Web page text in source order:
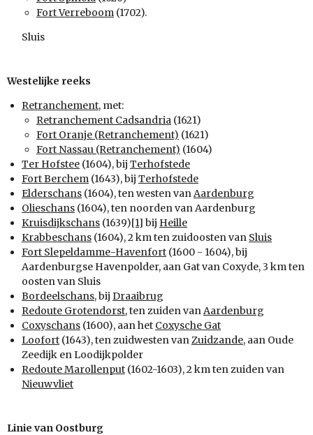
Fort Verreboom (1702).
Sluis
Westelijke reeks
Retranchement, met:
Retranchement Cadsandria (1621)
Fort Oranje (Retranchement) (1621)
Fort Nassau (Retranchement) (1604)
Ter Hofstee (1604), bij Terhofstede
Fort Berchem (1643), bij Terhofstede
Elderschans (1604), ten westen vanAardenburg
Olieschans (1604), ten noorden van Aardenburg
Kruisdijkschans (1639)[1] bij Heille
Krabbeschans (1604), 2 km ten zuidoosten van Sluis
Fort Slepeldamme-Havenfort (1600 - 1604), bij
Aardenburgse Havenpolder, aan Gat van Coxyde, 3 km ten
oosten van Sluis
Bordeelschans, bij Draaibrug
Redoute Grotendorst, ten zuiden vanAardenburg
Coxyschans (1600), aan het Coxysche Gat
Loofort (1643), ten zuidwesten vanZuidzande, aan Oude
Zeedijk en Loodijkpolder
Redoute Marollenput (1602-1603), 2 km ten zuiden van
Nieuwvliet
Linie van Oostburg